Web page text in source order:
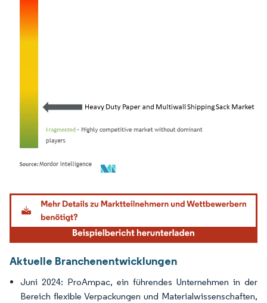
Bild © Mordor Intelligence. Wiederverwendung erfordert Namensnennung gemäß
Aktuelle Branchenentwicklungen
Juni 2024: ProAmpac, ein führendes Unternehmen in der
Bereich flexible Verpackungen und Materialwissenschaften,